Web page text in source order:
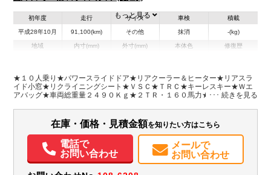
初年度
平成28年10月
走行
91,100(km)
サイズ
その他
車検
抹消
積載
-(kg)
地域 内寸(mm) 外寸(mm)
H:2,100
本体色 修復歴
装備情報
取扱説明書（一部含む）
もっと見る
★１０人乗り★パワースライドドア★リアクーラー＆ヒーター★リアスラ
イド小窓★リクライニングシート★ＶＳＣ★ＴＲＣ★キーレスキー★Ｗエ
アバッグ★車両総重量２４９０Ｋｇ★２ＴＲ・１６０馬力★取説★フロア
在庫・価格・見積金額を知りたい方はこちら
電話で
お問い合わせ
メールで
お問い合わせ